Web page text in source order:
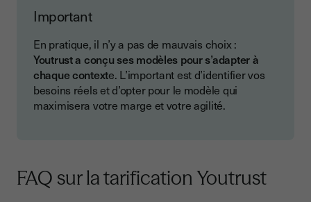
Important
En pratique, il n’y a pas de mauvais choix :
Youtrust a conçu ses modèles pour s’adapter à
chaque contexte. L’important est d’identifier vos
besoins réels et d’opter pour le modèle qui
maximisera votre marge et votre agilité.
FAQ sur la tarification Youtrust